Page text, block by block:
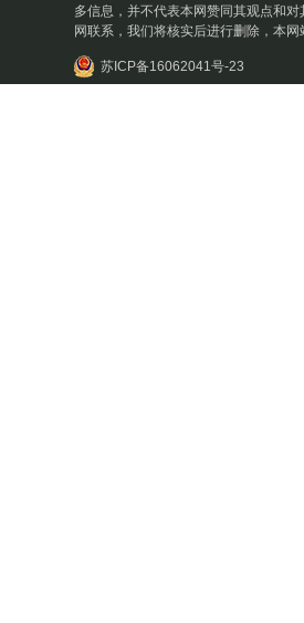
多信息，并不代表本网赞同其观点和
网联系，我们将核实后进行删除，本网
苏ICP备16062041号-23